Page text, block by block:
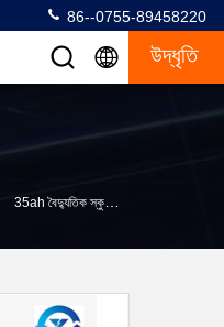
86--0755-89458220
উদ্ধৃতি
35ah বৈদ্যুতিক স্কুটার লিথিয়াম ব্যাটারি